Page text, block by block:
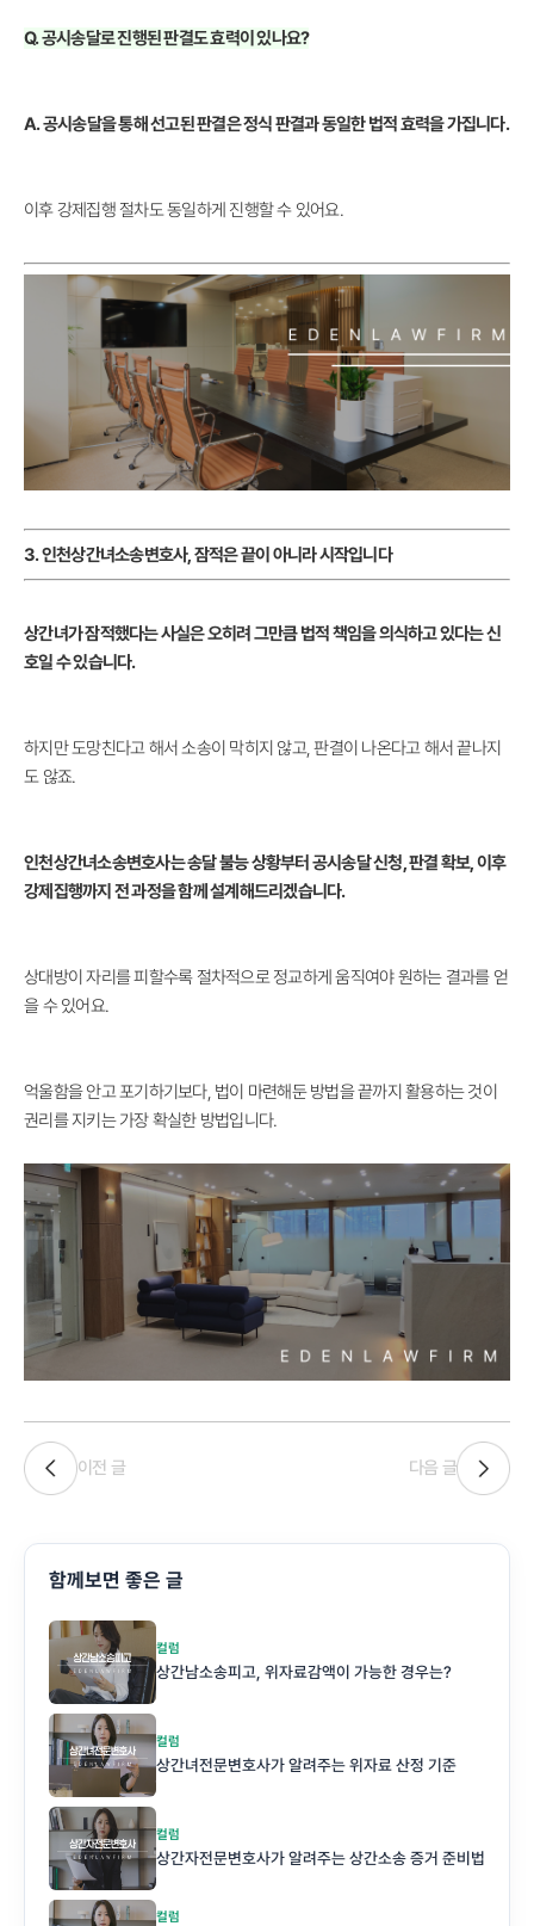
Q. 공시송달로 진행된 판결도 효력이 있나요?
A. 공시송달을 통해 선고된 판결은 정식 판결과 동일한 법적 효력을 가집니다.
이후 강제집행 절차도 동일하게 진행할 수 있어요.
3. 인천상간녀소송변호사, 잠적은 끝이 아니라 시작입니다
상간녀가 잠적했다는 사실은 오히려 그만큼 법적 책임을 의식하고 있다는 신
호일 수 있습니다.
하지만 도망친다고 해서 소송이 막히지 않고, 판결이 나온다고 해서 끝나지
도 않죠.
인천상간녀소송변호사는 송달 불능 상황부터 공시송달 신청, 판결 확보, 이후
강제집행까지 전 과정을 함께 설계해드리겠습니다.
상대방이 자리를 피할수록 절차적으로 정교하게 움직여야 원하는 결과를 얻
을 수 있어요.
억울함을 안고 포기하기보다, 법이 마련해둔 방법을 끝까지 활용하는 것이
권리를 지키는 가장 확실한 방법입니다.
이전 글 다음 글
함께보면 좋은 글
컬럼
상간남소송피고, 위자료감액이 가능한 경우는?
컬럼
상간녀전문변호사가 알려주는 위자료 산정 기준
컬럼
상간자전문변호사가 알려주는 상간소송 증거 준비법
컬럼